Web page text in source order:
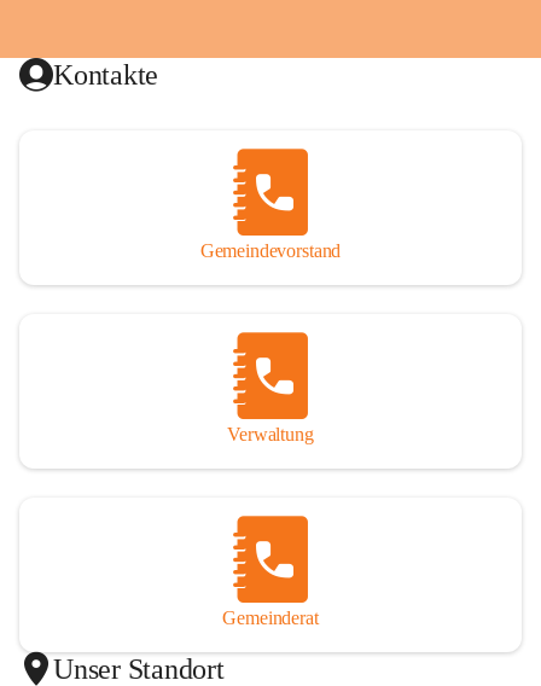
Kontakte
Gemeindevorstand
Verwaltung
Gemeinderat
Unser Standort